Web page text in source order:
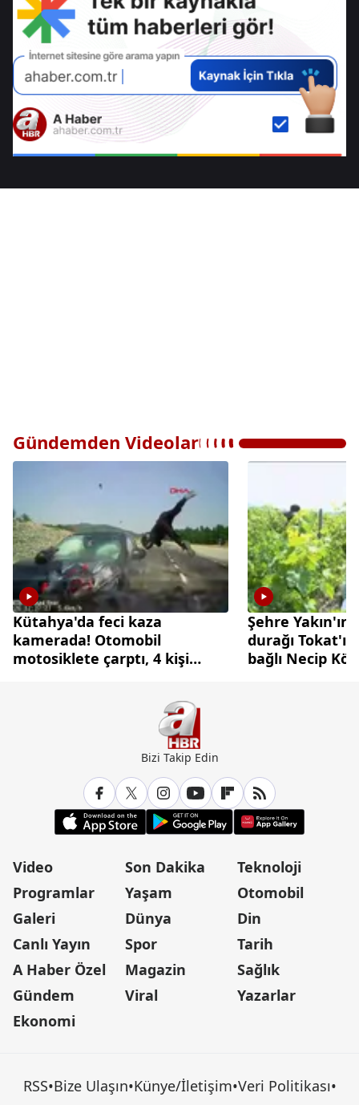
Gündemden Videolar
Kütahya'da feci kaza
kamerada! Otomobil
motosiklete çarptı, 4 kişi
Şehre
durağı
bağlı Necip
Bizi Takip Edin
Video
Programlar
Galeri
Canlı Yayın
A Haber Özel
Gündem
Ekonomi
Son Dakika
Yaşam
Dünya
Spor
Magazin
Viral
Teknoloji
Otomobil
Din
Tarih
Sağlık
Yazarlar
RSS•Bize Ulaşın•Künye/İletişim•Veri Politikası•